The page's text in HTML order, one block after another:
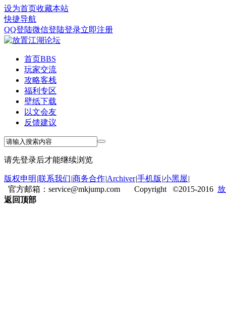
设为首页收藏本站
快捷导航
QQ登陆微信登陆登录立即注册
首页BBS
玩家交流
攻略客栈
福利专区
壁纸下载
以文会友
反馈建议
请先登录后才能继续浏览
版权申明 |联系我们|商务合作|Archiver|手机版 |小黑屋|
官方邮箱：service@mkjump.com Copyright ©2015-2016
返回顶部